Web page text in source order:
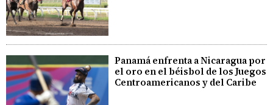
Panamá enfrenta a Nicaragua por
el oro en el béisbol de los Juegos
Centroamericanos y del Caribe